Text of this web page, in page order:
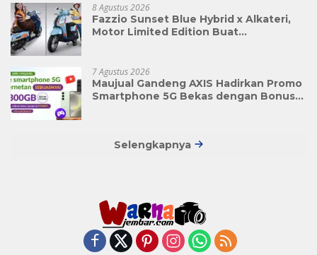
8 Agustus 2026
Fazzio Sunset Blue Hybrid x Alkateri,
Motor Limited Edition Buat
7 Agustus 2026
Maujual Gandeng AXIS Hadirkan Promo
Smartphone 5G Bekas dengan Bonus
Selengkapnya